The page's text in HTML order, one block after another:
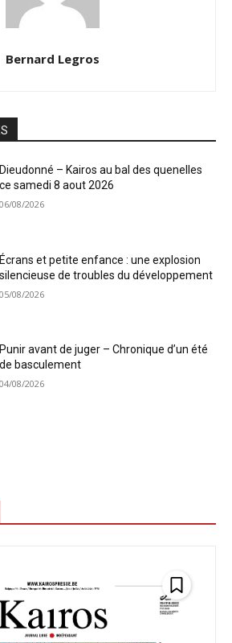
Bernard Legros
Dieudonné – Kairos au bal des quenelles
ce samedi 8 aout 2026
06/08/2026
Écrans et petite enfance : une explosion
silencieuse de troubles du développement
05/08/2026
Punir avant de juger – Chronique d’un été
de basculement
04/08/2026